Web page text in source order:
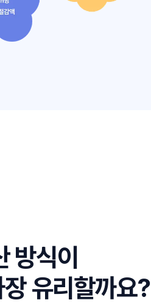
방식이
유리할까요?